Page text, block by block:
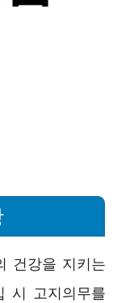
건강을 지키는
시 고지의무를